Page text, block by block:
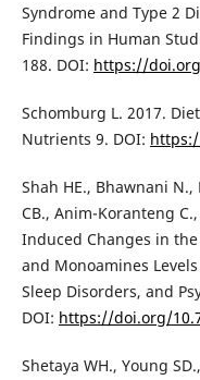
Syndrome and Type 2
Findings in Human
188. DOI: https://
Schomburg L. 2017.
Nutrients 9. DOI:
Shah HE., Bhawnani
CB., Anim-Koranteng
Induced Changes in
and Monoamines
Sleep Disorders, and
DOI: https://doi.org/
Shetaya WH., Young